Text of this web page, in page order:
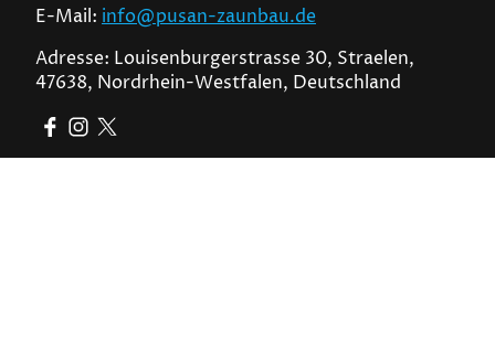
E-Mail: info@pusan-zaunbau.de
Adresse: Louisenburgerstrasse 30, Straelen,
47638, Nordrhein-Westfalen, Deutschland